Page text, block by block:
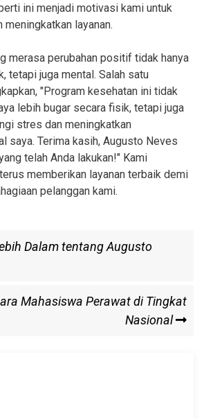
ini menjadi motivasi kami untuk
layanan.
merasa perubahan positif tidak hanya
tetapi juga mental. Salah satu
"Program kesehatan ini tidak
lebih bugar secara fisik, tetapi juga
stres dan meningkatkan
saya. Terima kasih, Augusto Neves
telah Anda lakukan!" Kami
memberikan layanan terbaik demi
pelanggan kami.
Dalam tentang Augusto
Mahasiswa Perawat di Tingkat
Nasional